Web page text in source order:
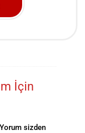
İçin
sizden